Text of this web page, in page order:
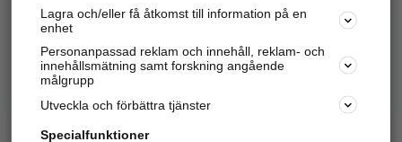
Sök företag, personer och platser.
Hitta telefonnummer, adresser, företagsinfo mm.
Marknadsför företaget
Lagra och/eller få åtkomst till information på en
enhet
Personanpassad reklam och innehåll, reklam- och
innehållsmätning samt forskning angående
målgrupp
Utveckla och förbättra tjänster
Specialfunktioner